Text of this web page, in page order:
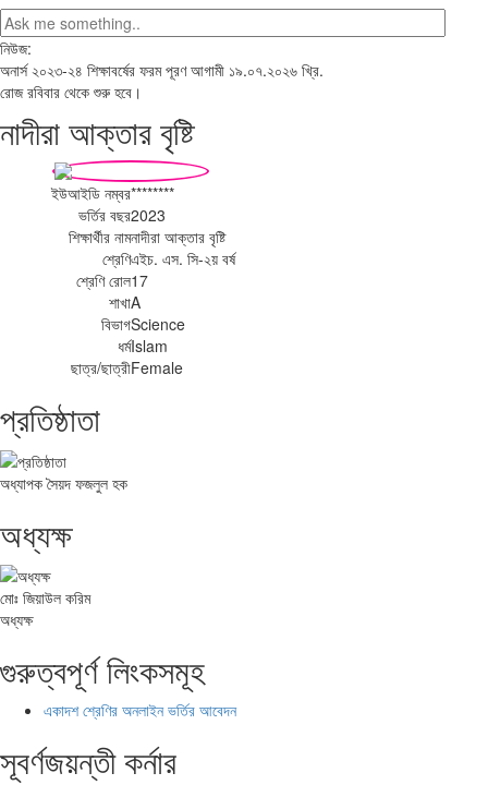
নিউজ:
অনার্স ২০২৩-২৪ শিক্ষাবর্ষের ফরম পূরণ আগামী ১৯.০৭.২০২৬ খ্রি.
রোজ রবিবার থেকে শুরু হবে।
নাদীরা আক্তার বৃষ্টি
ইউআইডি নম্বর********
ভর্তির বছর2023
শিক্ষার্থীর নামনাদীরা আক্তার বৃষ্টি
শ্রেণিএইচ. এস. সি-২য় বর্ষ
শ্রেণি রোল17
শাখাA
বিভাগScience
ধর্মIslam
ছাত্র/ছাত্রীFemale
প্রতিষ্ঠাতা
অধ্যাপক সৈয়দ ফজলুল হক
অধ্যক্ষ
মোঃ জিয়াউল করিম
অধ্যক্ষ
গুরুত্বপূর্ণ লিংকসমূহ
একাদশ শ্রেণির অনলাইন ভর্তির আবেদন
সূবর্ণজয়ন্তী কর্নার